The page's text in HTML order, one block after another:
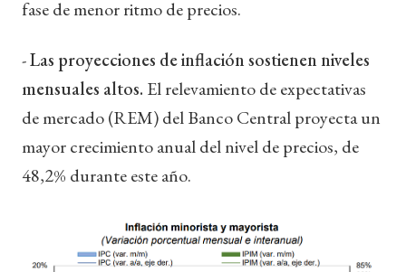
fase de menor ritmo de precios.
-Las proyecciones de inflación sostienen niveles
mensuales altos. El relevamiento de expectativas
de mercado (REM) del Banco Central proyecta un
mayor crecimiento anual del nivel de precios, de
48,2% durante este año.